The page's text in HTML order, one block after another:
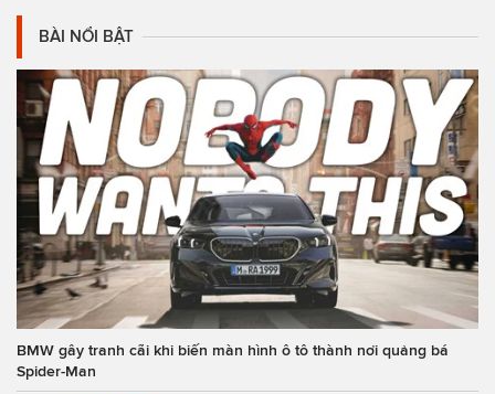
BÀI NỔI BẬT
BMW gây tranh cãi khi biến màn hình ô tô thành nơi quảng bá
Spider-Man